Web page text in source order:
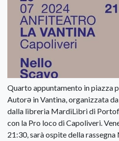
Quarto appuntamento in piazza
Autorə in Vantina, organizzata
dalla libreria MardiLibri di
con la Pro loco di Capoliveri.
21:30, sarà ospite della